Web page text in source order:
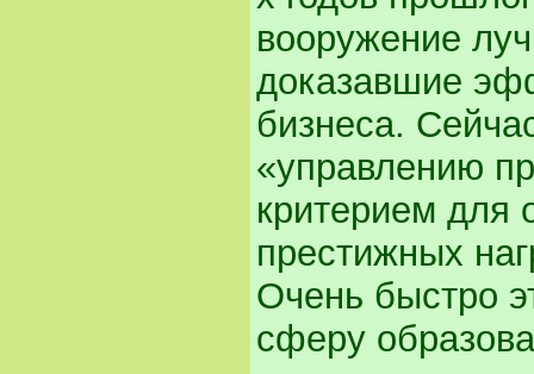
вооружение
доказавшие
бизнеса.
«управлению
критерием для
престижных
Очень быстро
сферу